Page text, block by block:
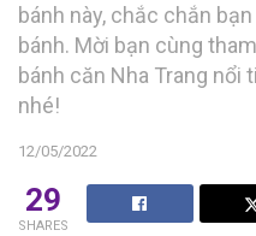
bánh n‎‎ày, c‎‎hắc c‎‎hắn
bánh. M‎‎ời bạn c‎‎ùng
bánh căn Nha Trang n‎‎ổi
nhé!
12/05/2022
29
SHARES